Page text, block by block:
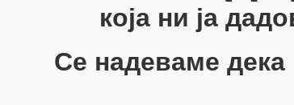
која ни ја
Се надеваме